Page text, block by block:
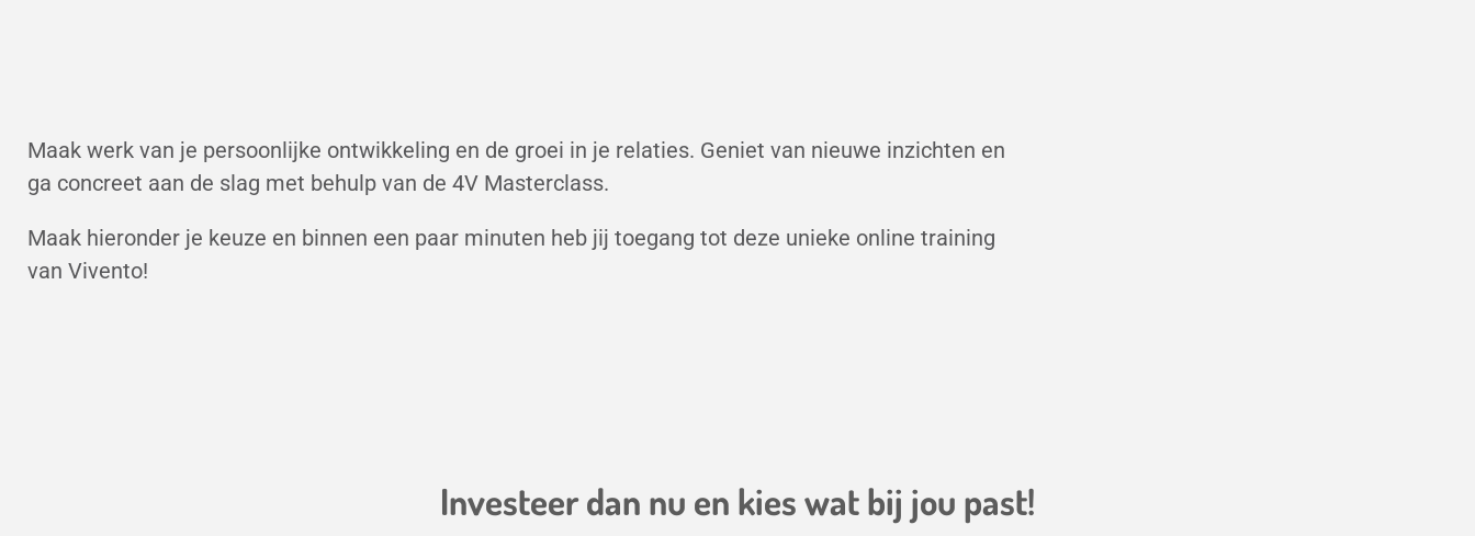
Maak werk van je persoonlijke ontwikkeling en de groei in je relaties. Geniet van nieuwe inzichten en
ga concreet aan de slag met behulp van de 4V Masterclass.
Maak hieronder je keuze en binnen een paar minuten heb jij toegang tot deze unieke online training
van Vivento!
Investeer dan nu en kies wat bij jou past!